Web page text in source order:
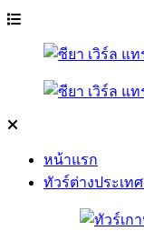
หน้าแรก
ทัวร์ต่างประเทศ